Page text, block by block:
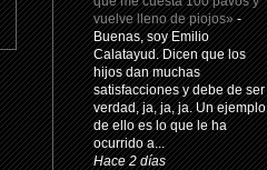
vuelve lleno de piojos»-
Buenas, soy Emilio
Calatayud. Dicen que los
hijos dan muchas
satisfacciones y debe de ser
verdad, ja, ja, ja. Un ejemplo
de ello es lo que le ha
ocurrido a...
Hace 2 días